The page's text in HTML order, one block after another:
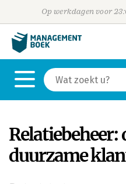
Op werkdagen voor
Relatiebeheer:
duurzame